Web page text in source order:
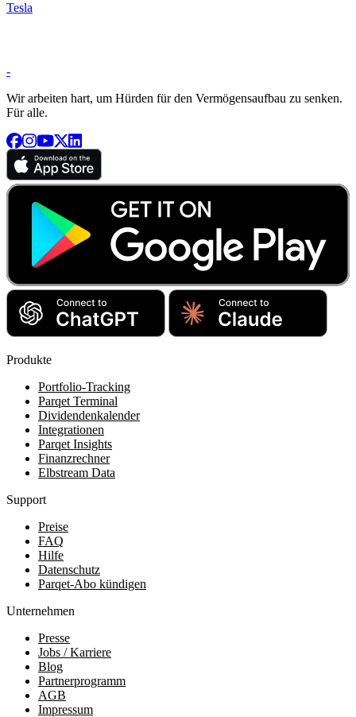
Tesla
-
Wir arbeiten hart, um Hürden für den Vermögensaufbau zu senken.
Für alle.
Produkte
Portfolio-Tracking
Parqet Terminal
Dividendenkalender
Integrationen
Parqet Insights
Finanzrechner
Elbstream Data
Support
Preise
FAQ
Hilfe
Datenschutz
Parqet-Abo kündigen
Unternehmen
Presse
Jobs / Karriere
Blog
Partnerprogramm
AGB
Impressum